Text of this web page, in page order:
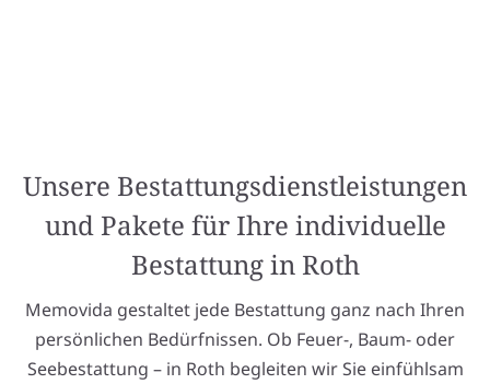
Unsere Bestattungsdienstleistungen
und Pakete für Ihre individuelle
Bestattung in Roth
Memovida gestaltet jede Bestattung ganz nach Ihren
persönlichen Bedürfnissen. Ob Feuer-, Baum- oder
Seebestattung – in Roth begleiten wir Sie einfühlsam